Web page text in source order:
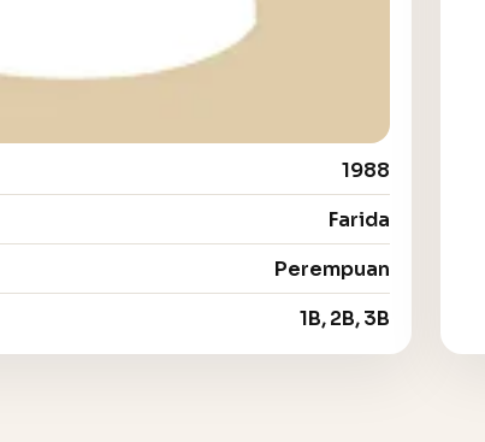
1988
Farida
Perempuan
1B, 2B, 3B